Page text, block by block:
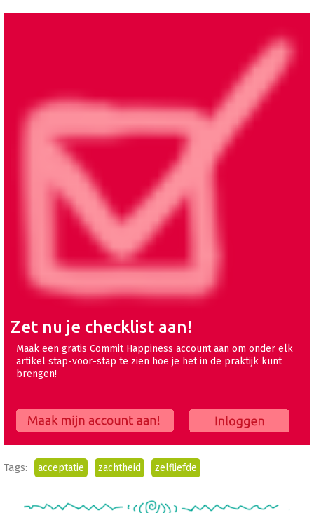
Zet nu je checklist aan!
Maak een gratis Commit Happiness account aan om onder elk
artikel stap-voor-stap te zien hoe je het in de praktijk kunt
brengen!
Maak mijn account aan! Inloggen
Tags: acceptatie zachtheid zelfliefde